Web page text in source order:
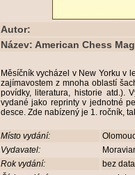
Autor:
Název: American Chess
Měsíčník vycházel v New Yorku v
zajímavostem z mnoha oblastí
povídky, literatura, historie atd.).
vydané jako reprinty v jednotné
desce. Zde nabízený je 1. ročník,
Místo vydání:
Vydavatel:
Rok vydání:
bez